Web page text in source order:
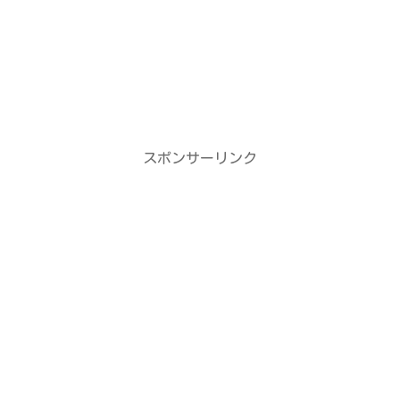
スポンサーリンク